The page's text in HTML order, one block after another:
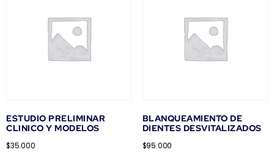
ESTUDIO PRELIMINAR
CLINICO Y MODELOS
$35.000
BLANQUEAMIENTO DE
DIENTES DESVITALIZADOS
$95.000